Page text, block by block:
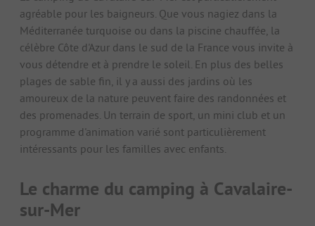
agréable pour les baigneurs. Que vous nagiez dans la
Méditerranée turquoise ou dans la piscine chauffée, la
célèbre Côte d'Azur dans le sud de la France vous invite à
vous détendre et à prendre le soleil. En plus des belles
plages de sable fin, il y a aussi des jardins où les
amoureux de la nature peuvent faire des randonnées et
des promenades. Un terrain de sport, un mini club et un
programme d'animation varié sont particulièrement
intéressants pour les familles avec enfants.
Le charme du camping à Cavalaire-
sur-Mer